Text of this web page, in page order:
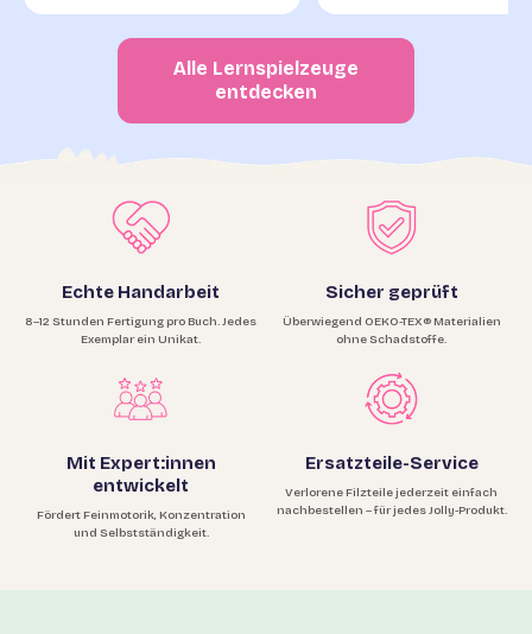
Alle Lernspielzeuge
entdecken
Echte Handarbeit
8–12 Stunden Fertigung pro Buch. Jedes
Exemplar ein Unikat.
Sicher geprüft
Überwiegend OEKO-TEX® Materialien
ohne Schadstoffe.
Mit Expert:innen
entwickelt
Fördert Feinmotorik, Konzentration
und Selbstständigkeit.
Ersatzteile-Service
Verlorene Filzteile jederzeit einfach
nachbestellen – für jedes Jolly-Produkt.